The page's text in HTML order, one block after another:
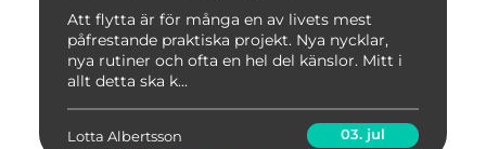
Att flytta är för många en av livets mest
påfrestande praktiska projekt. Nya nycklar,
nya rutiner och ofta en hel del känslor. Mitt i
allt detta ska k...
Lotta Albertsson 03. jul